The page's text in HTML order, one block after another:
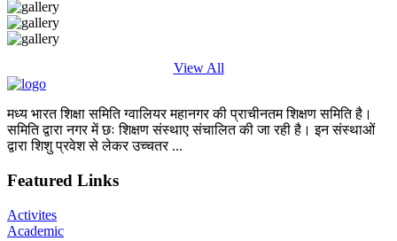
View All
मध्य भारत शिक्षा समिति ग्वालियर महानगर की प्राचीनतम शिक्षण समिति है।
समिति द्वारा नगर में छः शिक्षण संस्थाए संचालित की जा रही है। इन संस्थाओं
द्वारा शिशु प्रवेश से लेकर उच्चतर ...
Featured Links
Activites
Academic